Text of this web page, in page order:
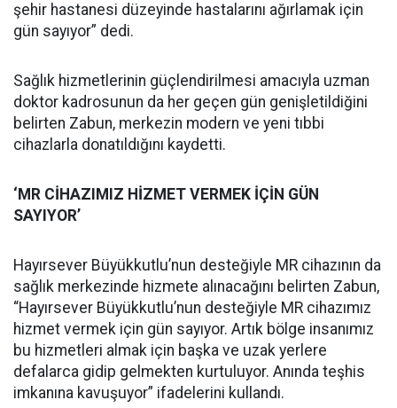
şehir hastanesi düzeyinde hastalarını ağırlamak için
gün sayıyor” dedi.
Sağlık hizmetlerinin güçlendirilmesi amacıyla uzman
doktor kadrosunun da her geçen gün genişletildiğini
belirten Zabun, merkezin modern ve yeni tıbbi
cihazlarla donatıldığını kaydetti.
‘MR CİHAZIMIZ HİZMET VERMEK İÇİN GÜN
SAYIYOR’
Hayırsever Büyükkutlu’nun desteğiyle MR cihazının da
sağlık merkezinde hizmete alınacağını belirten Zabun,
“Hayırsever Büyükkutlu’nun desteğiyle MR cihazımız
hizmet vermek için gün sayıyor. Artık bölge insanımız
bu hizmetleri almak için başka ve uzak yerlere
defalarca gidip gelmekten kurtuluyor. Anında teşhis
imkanına kavuşuyor” ifadelerini kullandı.